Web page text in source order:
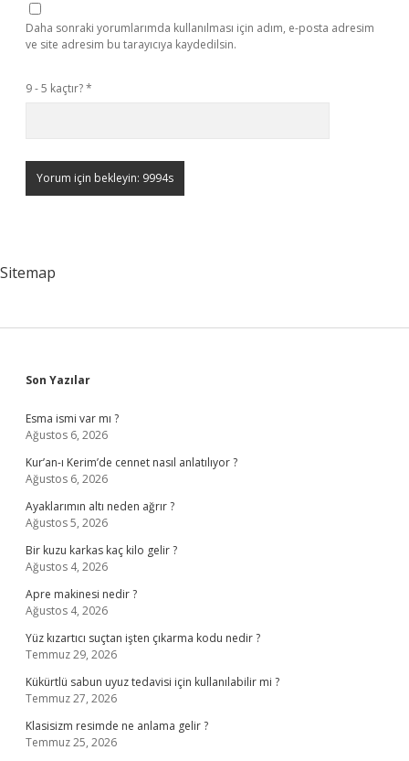
Daha sonraki yorumlarımda kullanılması için adım, e-posta adresim
ve site adresim bu tarayıcıya kaydedilsin.
9 - 5 kaçtır?*
Sitemap
Sidebar
Son Yazılar
Esma ismi var mı ?
Ağustos 6, 2026
Kur’an-ı Kerim’de cennet nasıl anlatılıyor ?
Ağustos 6, 2026
Ayaklarımın altı neden ağrır ?
Ağustos 5, 2026
Bir kuzu karkas kaç kilo gelir ?
Ağustos 4, 2026
Apre makinesi nedir ?
Ağustos 4, 2026
Yüz kızartıcı suçtan işten çıkarma kodu nedir ?
Temmuz 29, 2026
Kükürtlü sabun uyuz tedavisi için kullanılabilir mi ?
Temmuz 27, 2026
Klasisizm resimde ne anlama gelir ?
Temmuz 25, 2026